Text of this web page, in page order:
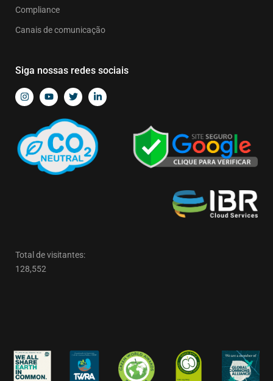
Compliance
Canais de comunicação
Siga nossas redes sociais
Total de visitantes:
128,552